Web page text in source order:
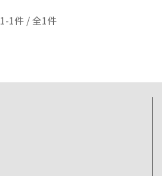
1-1件 / 全1件